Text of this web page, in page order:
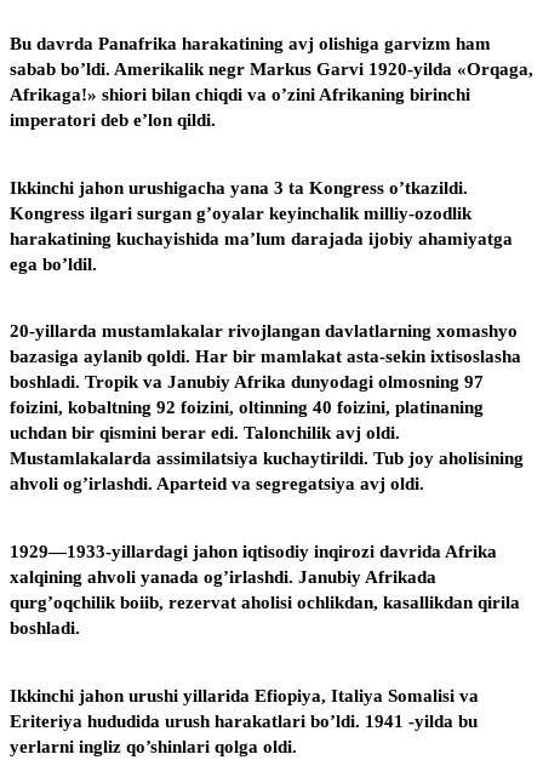
Bu davrda Panafrika harakatining avj olishiga garvizm ham
sabab bo’ldi. Amerikalik negr Markus Garvi 1920-yilda «Orqaga,
Afrikaga!» shiori bilan chiqdi va o’zini Afrikaning birinchi
imperatori deb e’lon qildi.
Ikkinchi jahon urushigacha yana 3 ta Kongress o’tkazildi.
Kongress ilgari surgan g’oyalar keyinchalik milliy-ozodlik
harakatining kuchayishida ma’lum darajada ijobiy ahamiyatga
ega bo’ldil.
20-yillarda mustamlakalar rivojlangan davlatlarning xomashyo
bazasiga aylanib qoldi. Har bir mamlakat asta-sekin ixtisoslasha
boshladi. Tropik va Janubiy Afrika dunyodagi olmosning 97
foizini, kobaltning 92 foizini, oltinning 40 foizini, platinaning
uchdan bir qismini berar edi. Talonchilik avj oldi.
Mustamlakalarda assimilatsiya kuchaytirildi. Tub joy aholisining
ahvoli og’irlashdi. Aparteid va segregatsiya avj oldi.
1929—1933-yillardagi jahon iqtisodiy inqirozi davrida Afrika
xalqining ahvoli yanada og’irlashdi. Janubiy Afrikada
qurg’oqchilik boiib, rezervat aholisi ochlikdan, kasallikdan qirila
boshladi.
Ikkinchi jahon urushi yillarida Efiopiya, Italiya Somalisi va
Eriteriya hududida urush harakatlari bo’ldi. 1941 -yilda bu
yerlarni ingliz qo’shinlari qolga oldi.